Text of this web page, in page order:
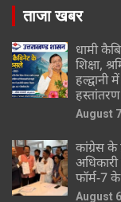
ताजा खबर
धामी
शिक्षा,
August
कांग्रेस के
फॉर्म-7
August